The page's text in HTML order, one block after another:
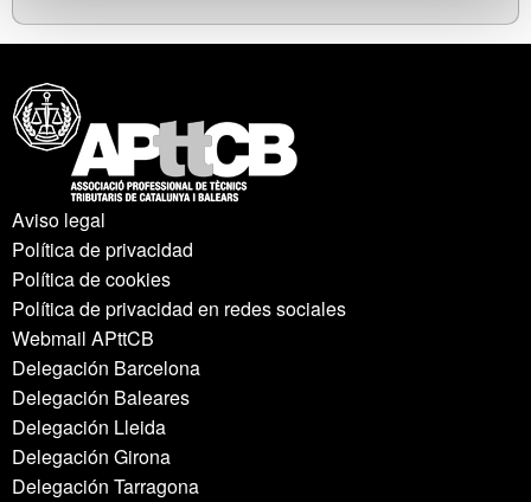
Aviso legal
Política de privacidad
Política de cookies
Política de privacidad en redes sociales
Webmail APttCB
Delegación Barcelona
Delegación Baleares
Delegación Lleida
Delegación Girona
Delegación Tarragona